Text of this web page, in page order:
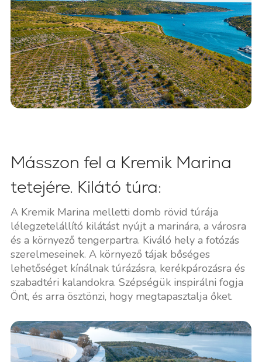
Másszon fel a Kremik Marina
tetejére. Kilátó túra:
A Kremik Marina melletti domb rövid túrája
lélegzetelállító kilátást nyújt a marinára, a városra
és a környező tengerpartra. Kiváló hely a fotózás
szerelmeseinek. A környező tájak bőséges
lehetőséget kínálnak túrázásra, kerékpározásra és
szabadtéri kalandokra. Szépségük inspirálni fogja
Önt, és arra ösztönzi, hogy megtapasztalja őket.